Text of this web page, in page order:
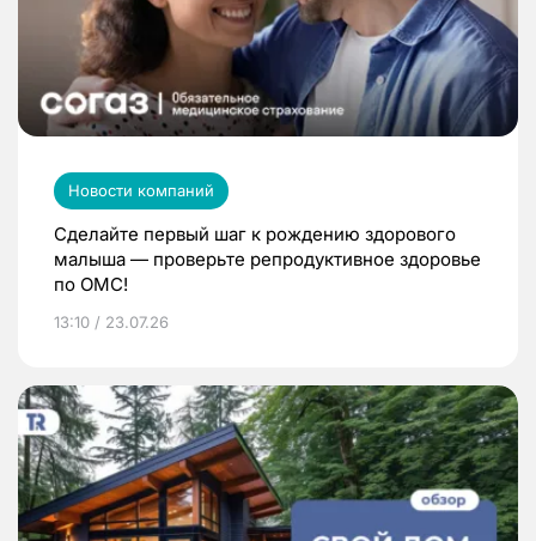
Новости компаний
Сделайте первый шаг к рождению здорового
малыша — проверьте репродуктивное здоровье
по ОМС!
13:10 / 23.07.26